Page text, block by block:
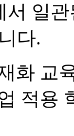
서 일
다.
화 교
적용